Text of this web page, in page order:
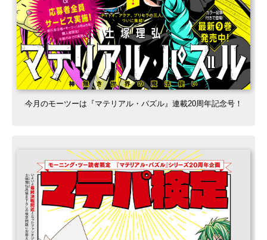
今月のモーツーは『マテリアル・パズル』連載20周年記念号！